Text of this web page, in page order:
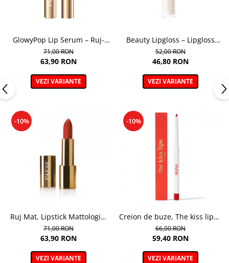
GlowyPop Lip Serum – Ruj-
serum
71,00 RON
63,90 RON
VEZI VARIANTE
Beauty Lipgloss – Lipgloss
cremos pentru volum si
stralucire naturala
52,00 RON
46,80 RON
VEZI VARIANTE
-10%
Ruj Mat, Lipstick Mattologie,
nuanta Nr 112 - 4.3g
71,00 RON
63,90 RON
VEZI VARIANTE
-10%
Creion de buze, The kiss lips -
0.3g
66,00 RON
59,40 RON
VEZI VARIANTE